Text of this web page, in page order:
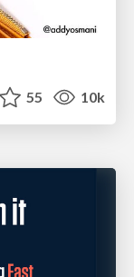
55 10k